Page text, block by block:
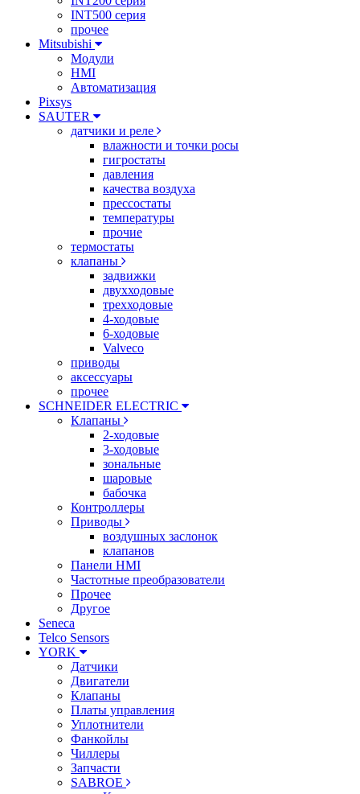
INT500 серия
прочее
Mitsubishi
Модули
HMI
Автоматизация
Pixsys
SAUTER
датчики и реле
влажности и точки росы
гигростаты
давления
качества воздуха
прессостаты
температуры
прочие
термостаты
клапаны
задвижки
двухходовые
трехходовые
4-ходовые
6-ходовые
Valveco
приводы
аксессуары
прочее
SCHNEIDER ELECTRIC
Клапаны
2-ходовые
3-ходовые
зональные
шаровые
бабочка
Контроллеры
Приводы
воздушных заслонок
клапанов
Панели HMI
Частотные преобразователи
Прочее
Другое
Seneca
Telco Sensors
YORK
Датчики
Двигатели
Клапаны
Платы управления
Уплотнители
Фанкойлы
Чиллеры
Запчасти
SABROE